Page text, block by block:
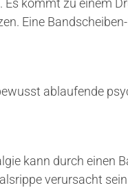
kommt zu einem
Eine
ablaufende
kann durch einen
verursacht